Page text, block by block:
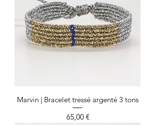
Marvin | Bracelet tressé argenté 3 tons
Prix
65,00 €